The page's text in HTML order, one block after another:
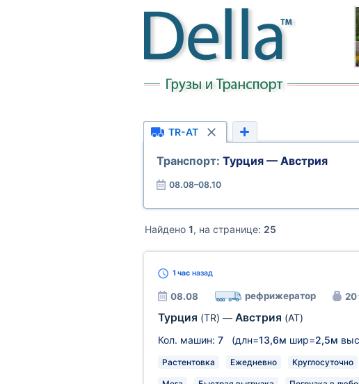
TR-AT
Транспорт: Турция — Австрия
08.08–08.10
Найдено 1, на странице: 25
1 часназад
08.08 рефрижератор 20
Турция (TR) — Австрия (AT)
Кол. машин: 7(длн=13,6м шир=2,5м
Растентовка Ежедневно Круглосуточно